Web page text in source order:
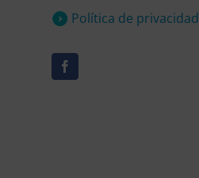
Política de privacidad